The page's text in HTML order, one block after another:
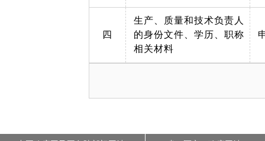
四
生产、质量和技术负责人
的身份文件、学历、职称
相关材料